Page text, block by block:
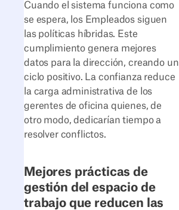
Cuando el sistema funciona como
se espera, los Empleados siguen
las políticas híbridas. Este
cumplimiento genera mejores
datos para la dirección, creando un
ciclo positivo. La confianza reduce
la carga administrativa de los
gerentes de oficina quienes, de
otro modo, dedicarían tiempo a
resolver conflictos.
Mejores prácticas de
gestión del espacio de
trabajo que reducen las